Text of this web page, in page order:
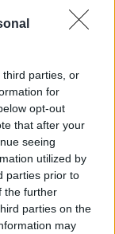
third parties, or
for
opt-out
that after your
seeing
utilized by
parties prior to
the further
parties on the
may
romeo ,